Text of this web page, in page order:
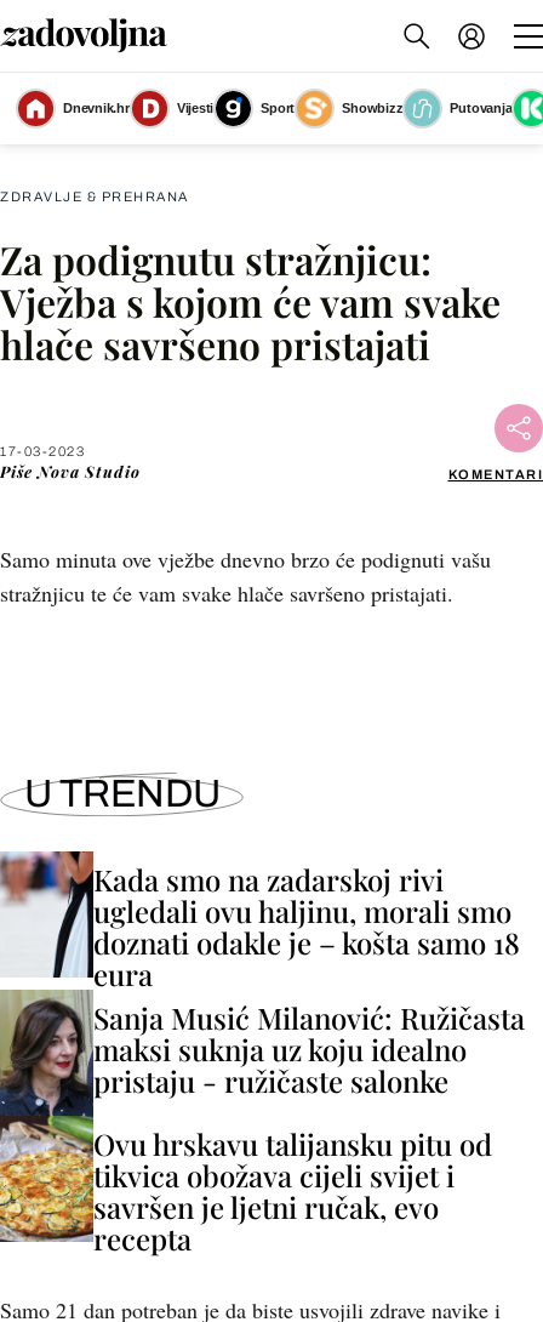
Dnevnik.hr Vijesti Sport Showbizz
Putovanja
Jednonožni most
(Foto: pik,)
ZDRAVLJE & PREHRANA
Za podignutu stražnjicu:
Vježba s kojom će vam svake
hlače savršeno pristajati
17-03-2023
Piše Nova Studio KOMENTARI
Samo minuta ove vježbe dnevno brzo će podignuti vašu
stražnjicu te će vam svake hlače savršeno pristajati.
Facebook
X
U TRENDU
Kada smo na zadarskoj rivi
ugledali ovu haljinu, morali smo
doznati odakle je – košta samo 18
eura
Sanja Musić Milanović: Ružičasta
maksi suknja uz koju idealno
pristaju - ružičaste salonke
Ovu hrskavu talijansku pitu od
tikvica obožava cijeli svijet i
savršen je ljetni ručak, evo
recepta
Samo 21 dan potreban je da biste usvojili zdrave navike i